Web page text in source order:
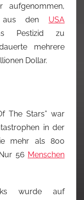
aus den USA
Pestizid zu
mehrere
Dollar.
The Stars” war
in der
mehr als 800
56 Menschen
wurde auf